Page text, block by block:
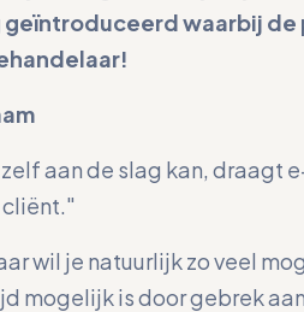
waarbij
aan de slag kan, draagt
wil je natuurlijk zo veel
mogelijk is door gebrek